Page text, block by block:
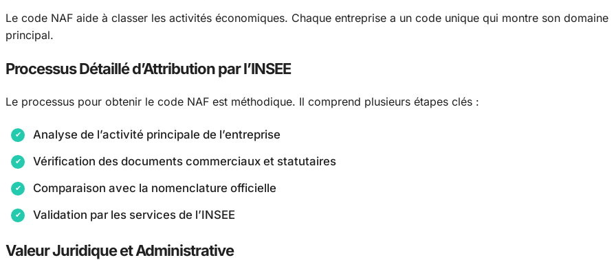
Le code NAF aide à classer les activités économiques. Chaque entreprise a un code unique qui montre son domaine
principal.
Processus Détaillé d’Attribution par l’INSEE
Le processus pour obtenir le code NAF est méthodique. Il comprend plusieurs étapes clés :
Analyse de l’activité principale de l’entreprise
Vérification des documents commerciaux et statutaires
Comparaison avec la nomenclature officielle
Validation par les services de l’INSEE
Valeur Juridique et Administrative